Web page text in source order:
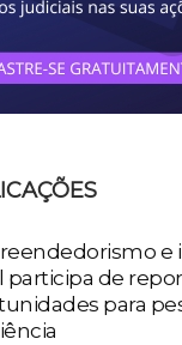
e
participa de
para